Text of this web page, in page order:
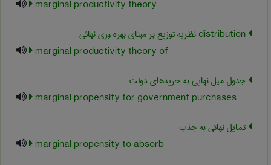
marginal productivity theory
marginal productivity theory of
جدول میل نهایی به حریدهای دولت
marginal propensity for government purchases
تمایل نهائی به جذب
marginal propensity to absorb